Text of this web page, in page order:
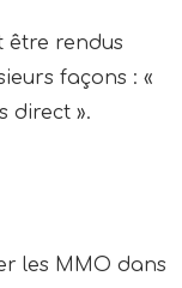
être rendus
façons : «
direct ».
les MMO dans